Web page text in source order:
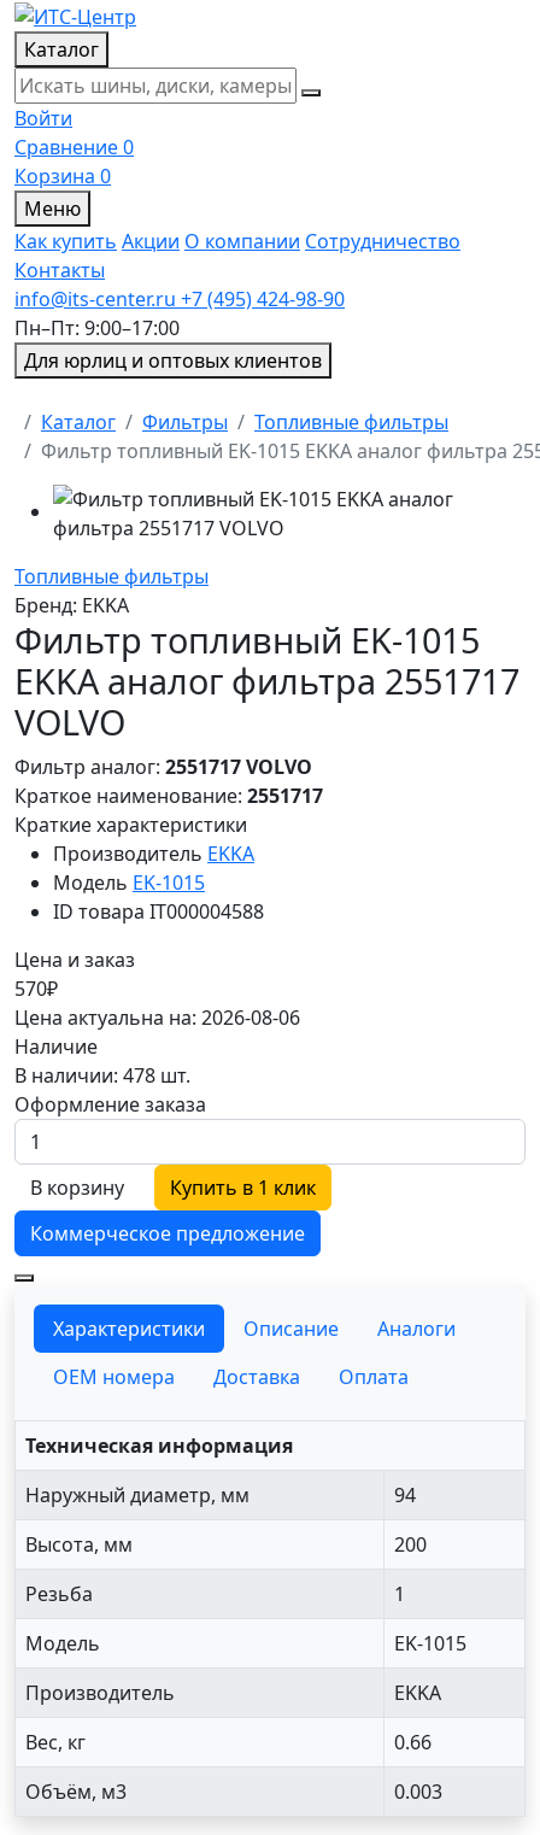
Каталог
Войти
Сравнение0
Корзина 0
Меню
Как купить Акции О компании Сотрудничество
Контакты
info@its-center.ru +7 (495) 424-98-90
Пн–Пт: 9:00–17:00
Для юрлиц и оптовых клиентов
Главная
Каталог Фильтры
Топливные фильтры
Фильтр топливный EK-1015 EKKA аналог фильтра
Топливные фильтры
Бренд: EKKA
Фильтр топливный EK-1015
EKKA аналог фильтра 2551717
VOLVO
Фильтр аналог: 2551717 VOLVO
Краткое наименование: 2551717
Краткие характеристики
Производитель EKKA
Модель EK-1015
ID товара IT000004588
Цена и заказ
570₽
Цена актуальна на: 2026-08-06
Наличие
В наличии: 478 шт.
Оформление заказа
В корзину
Купить в 1 клик
Коммерческое предложение
Характеристики Описание
Аналоги
OEM номера
Доставка Оплата
Техническая информация
Наружный диаметр, мм
94
Высота, мм
200
Резьба
1
Модель
EK-1015
Производитель
EKKA
Вес, кг
0.66
Объём, м3
0.003